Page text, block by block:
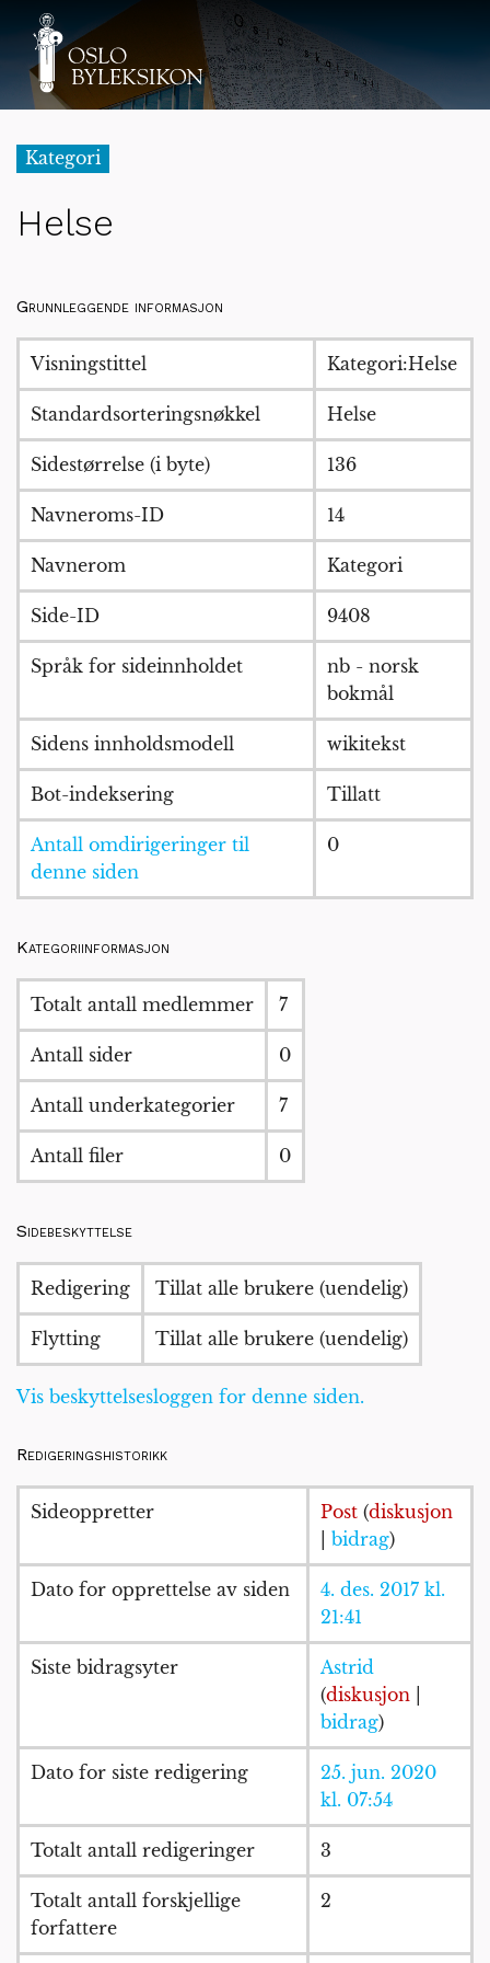
Kategori
Helse
Grunnleggende informasjon
Visningstittel Kategori:Helse
Standardsorteringsnøkkel Helse
Sidestørrelse (i byte) 136
Navneroms-ID 14
Navnerom Kategori
Side-ID 9408
Språk for sideinnholdet
nb - norsk
bokmål
Sidens innholdsmodell wikitekst
Bot-indeksering Tillatt
Antall omdirigeringer til
denne siden
0
Kategoriinformasjon
Totalt antall medlemmer 7
Antall sider 0
Antall underkategorier 7
Antall filer 0
Sidebeskyttelse
Redigering Tillat alle brukere (uendelig)
Flytting Tillat alle brukere (uendelig)
Vis beskyttelsesloggen for denne siden.
Redigeringshistorikk
Sideoppretter Post (diskusjon
bidrag)
Dato for opprettelse av siden
4. des. 2017 kl.
21:41
Siste bidragsyter
Astrid
(diskusjon|
bidrag)
Dato for siste redigering
25. jun. 2020
kl. 07:54
Totalt antall redigeringer 3
Totalt antall forskjellige
forfattere
2